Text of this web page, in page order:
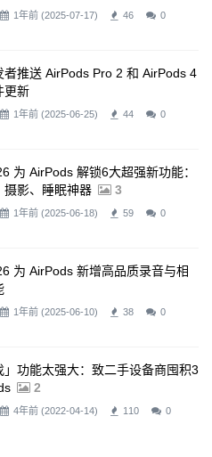
1年前 (2025-07-17) 46 0
者推送 AirPods Pro 2 和 AirPods 4
更新
1年前 (2025-06-25) 44 0
为 AirPods 解锁6大超强新功能：
摄影、睡眠神器
3
1年前 (2025-06-18) 59 0
为 AirPods 新增高品质录音与相
1年前 (2025-06-10) 38 0
」功能太强大：致二手设备商囤积3
2
4年前 (2022-04-14) 110 0